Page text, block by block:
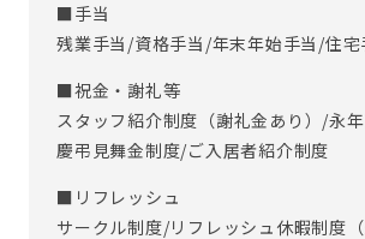
■手当
残業手当/資格手当/年末年始手当/住宅
■祝金・謝礼等
スタッフ紹介制度（謝礼金あり）/永
慶弔見舞金制度/ご入居者紹介制度
■リフレッシュ
サークル制度/リフレッシュ休暇制度